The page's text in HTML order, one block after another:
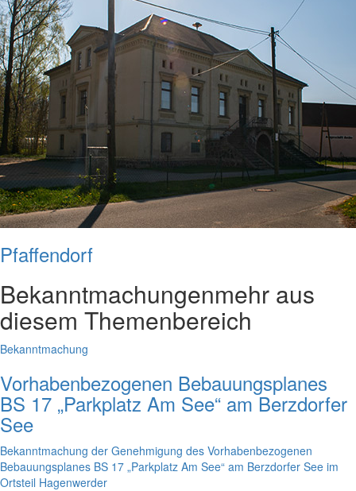
Pfaffendorf
Bekanntmachungenmehr aus
diesem Themenbereich
Bekanntmachung
Vorhabenbezogenen Bebauungsplanes
BS 17 „Parkplatz Am See“ am Berzdorfer
See
Bekanntmachung der Genehmigung des Vorhabenbezogenen
Bebauungsplanes BS 17 „Parkplatz Am See“ am Berzdorfer See im
Ortsteil Hagenwerder